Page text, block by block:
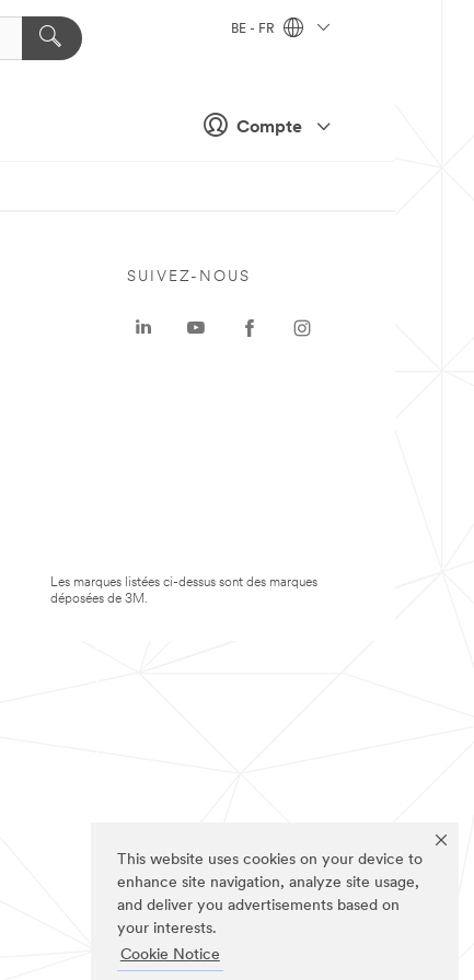
This website uses cookies on your device to
enhance site navigation, analyze site usage,
and deliver you advertisements based on
your interests.
Cookie Notice
Compte
BE - FR
SUIVEZ-NOUS
Les marques listées ci-dessus sont des marques
déposées de 3M.